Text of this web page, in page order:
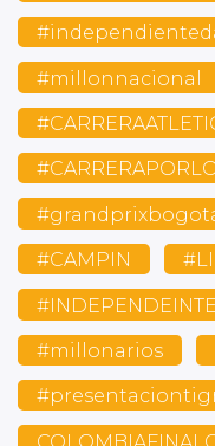
#millonnacional
#CAMPIN
#millonarios